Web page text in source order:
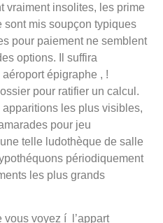
vraiment insolites, les prime
mis soupçon typiques
pour paiement ne semblent
options. Il suffira
épigraphe , !
pour ratifier un calcul.
les plus visibles,
pour jeu
telle ludothèque de salle
périodiquement
les plus grands
vous voyez í l’appart